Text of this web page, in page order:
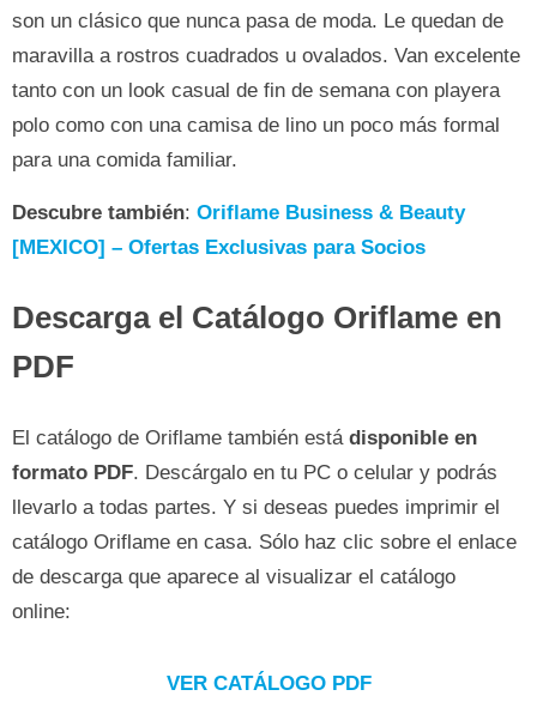
son un clásico que nunca pasa de moda. Le quedan de
maravilla a rostros cuadrados u ovalados. Van excelente
tanto con un look casual de fin de semana con playera
polo como con una camisa de lino un poco más formal
para una comida familiar.
Descubre también: Oriflame Business & Beauty
[MEXICO] – Ofertas Exclusivas para Socios
Descarga el Catálogo Oriflame en
PDF
El catálogo de Oriflame también está disponible en
formato PDF. Descárgalo en tu PC o celular y podrás
llevarlo a todas partes. Y si deseas puedes imprimir el
catálogo Oriflame en casa. Sólo haz clic sobre el enlace
de descarga que aparece al visualizar el catálogo
online:
VER CATÁLOGO PDF